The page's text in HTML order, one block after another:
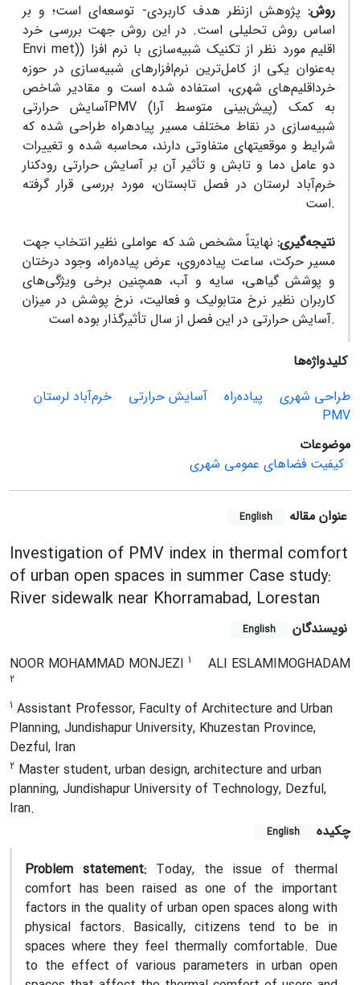
روش: پژوهش ازنظر هدف کاربردی- توسعه‌ای است؛ و بر
اساس روش تحلیلی است. در این روش جهت بررسی خرد
اقلیم مورد نظر از تکنیک شبیه‌سازی با نرم افزا ( Envi met)
به‌عنوان یکی از کامل‌ترین نرم‌افزارهای شبیه‌سازی در حوزه
خرداقلیم‌های شهری، استفاده شده است و مقادیر شاخص
آسایش حرارتیPMV (پیش‌بینی متوسط آرا) به کمک
شبیه‌سازی در نقاط مختلف مسیر پیاده­راه طراحی شده که
شرایط و موقعیت­های متفاوتی دارند، محاسبه شده و تغییرات
دو عامل دما و تابش و تأثیر آن برآسایش حرارتی رودکنار
خرم‌آباد لرستان در فصل تابستان، مورد بررسی قرار گرفته
است.
نتیجه‌گیری: نهایتاً مشخص شد که عواملی نظیر انتخاب جهت
مسیر حرکت، ساعت پیاده‌روی، عرض پیاده‌راه، وجود درختان
و پوشش گیاهی، سایه و آب، همچنین برخی ویژگی‌های
کاربران نظیر نرخ متابولیک و فعالیت، نرخ پوشش در میزان
آسایش حرارتی در این فصل از سال تأثیرگذار بوده است.
کلیدواژه‌ها
طراحی شهری
پیاده‌راه آسایش حرارتی
خرم‌آباد لرستان
PMV
موضوعات
کیفیت فضاهای عمومی شهری
عنوان مقاله English
Investigation of PMV index in thermal comfort
of urban open spaces in summer Case study:
River sidewalk near Khorramabad, Lorestan
نویسندگان English
NOOR MOHAMMAD MONJEZI 1 ALI ESLAMIMOGHADAM
2
1 Assistant Professor, Faculty of Architecture and Urban
Planning, Jundishapur University, Khuzestan Province,
Dezful, Iran
2 Master student, urban design, architecture and urban
planning, Jundishapur University of Technology, Dezful,
Iran.
چکیده
English
Problem statement: Today, the issue of thermal
comfort has been raised as one of the important
factors in the quality of urban open spaces along with
physical factors. Basically, citizens tend to be in
spaces where they feel thermally comfortable. Due
to the effect of various parameters in urban open